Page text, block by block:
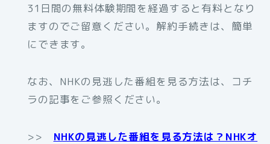
31日間の無料体験期間を経過すると有料となり
ますのでご留意ください。解約手続きは、簡単
にできます。
なお、NHKの見逃した番組を見る方法は、コチ
ラの記事をご参照ください。
>> NHKの見逃した番組を見る方法は？NHKオ